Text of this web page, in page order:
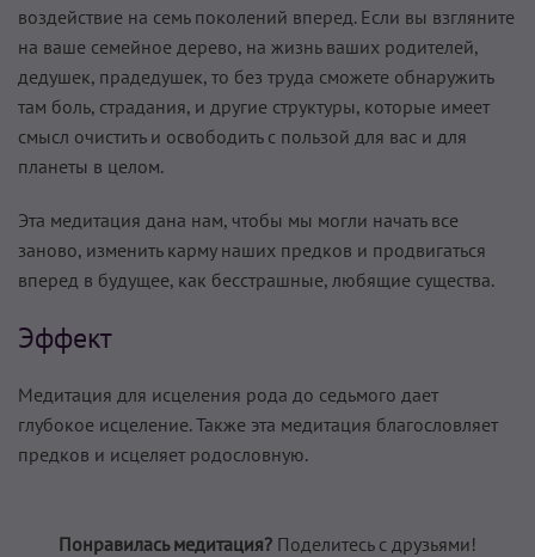
воздействие на семь поколений вперед. Если вы взгляните
на ваше семейное дерево, на жизнь ваших родителей,
дедушек, прадедушек, то без труда сможете обнаружить
там боль, страдания, и другие структуры, которые имеет
смысл очистить и освободить с пользой для вас и для
планеты в целом.
Эта медитация дана нам, чтобы мы могли начать все
заново, изменить карму наших предков и продвигаться
вперед в будущее, как бесстрашные, любящие существа.
Эффект
Медитация для исцеления рода до седьмого дает
глубокое исцеление. Также эта медитация благословляет
предков и исцеляет родословную.
Понравилась медитация? Поделитесь с друзьями!